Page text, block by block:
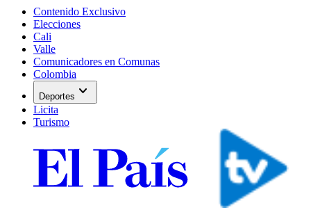
Contenido Exclusivo
Elecciones
Cali
Valle
Comunicadores en Comunas
Colombia
Deportes expand_more
Licita
Turismo